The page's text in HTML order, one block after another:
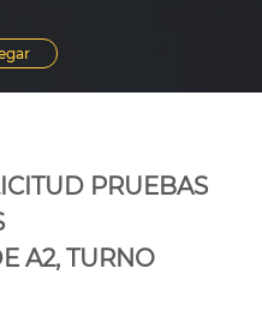
PRUEBAS
A2, TURNO